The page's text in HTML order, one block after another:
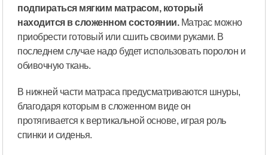
подпираться мягким матрасом, который
находится в сложенном состоянии. Матрас можно
приобрести готовый или сшить своими руками. В
последнем случае надо будет использовать поролон и
обивочную ткань.
В нижней части матраса предусматриваются шнуры,
благодаря которым в сложенном виде он
протягивается к вертикальной основе, играя роль
спинки и сиденья.